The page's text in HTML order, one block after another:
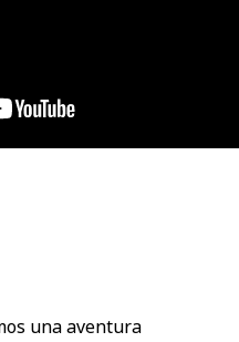
una aventura